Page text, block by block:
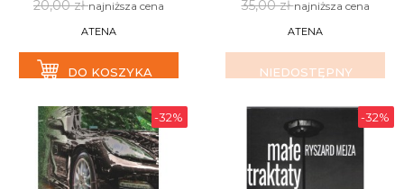
20,00 złnajniższa cena
ATENA
DO KOSZYKA
35,00 złnajniższa cena
ATENA
NIEDOSTĘPNY
-32% -32%